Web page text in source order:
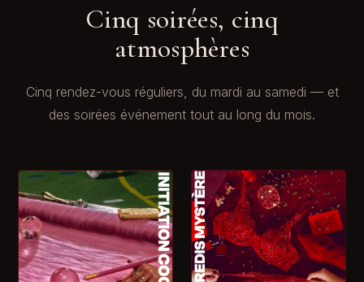
Cinq soirées, cinq
atmosphères
Cinq rendez-vous réguliers, du mardi au samedi — et
des soirées événement tout au long du mois.